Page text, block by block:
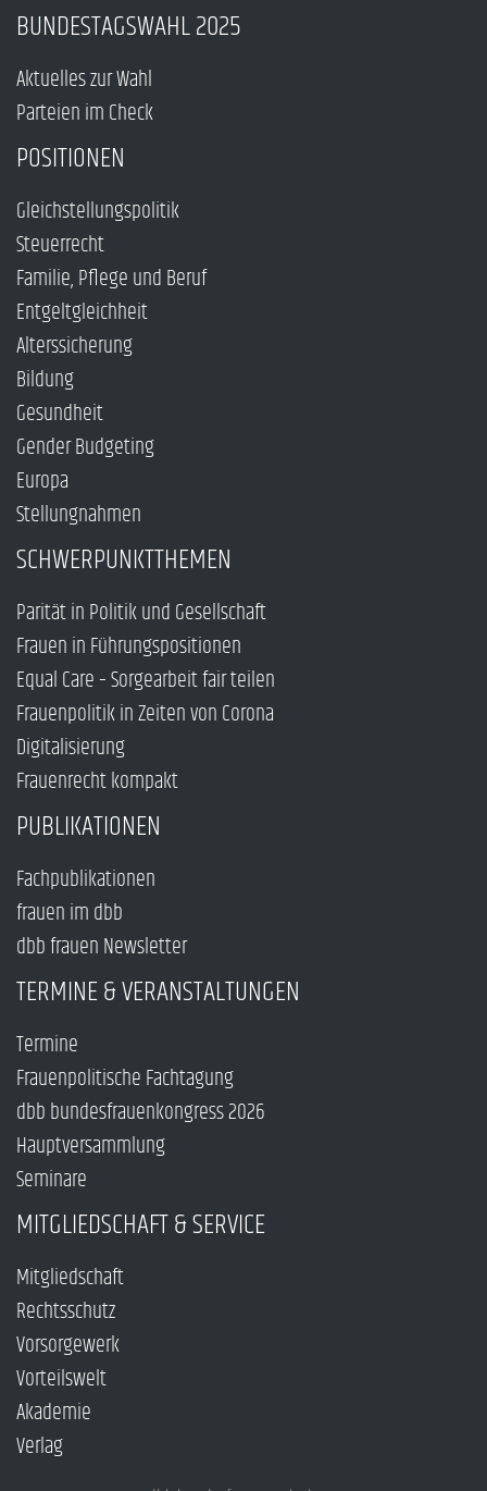
BUNDESTAGSWAHL 2025
Aktuelles zur Wahl
Parteien im Check
POSITIONEN
Gleichstellungspolitik
Steuerrecht
Familie, Pflege und Beruf
Entgeltgleichheit
Alterssicherung
Bildung
Gesundheit
Gender Budgeting
Europa
Stellungnahmen
SCHWERPUNKTTHEMEN
Parität in Politik und Gesellschaft
Frauen in Führungspositionen
Equal Care – Sorgearbeit fair teilen
Frauenpolitik in Zeiten von Corona
Digitalisierung
Frauenrecht kompakt
PUBLIKATIONEN
Fachpublikationen
frauen im dbb
dbb frauen Newsletter
TERMINE & VERANSTALTUNGEN
Termine
Frauenpolitische Fachtagung
dbb bundesfrauenkongress 2026
Hauptversammlung
Seminare
MITGLIEDSCHAFT & SERVICE
Mitgliedschaft
Rechtsschutz
Vorsorgewerk
Vorteilswelt
Akademie
Verlag